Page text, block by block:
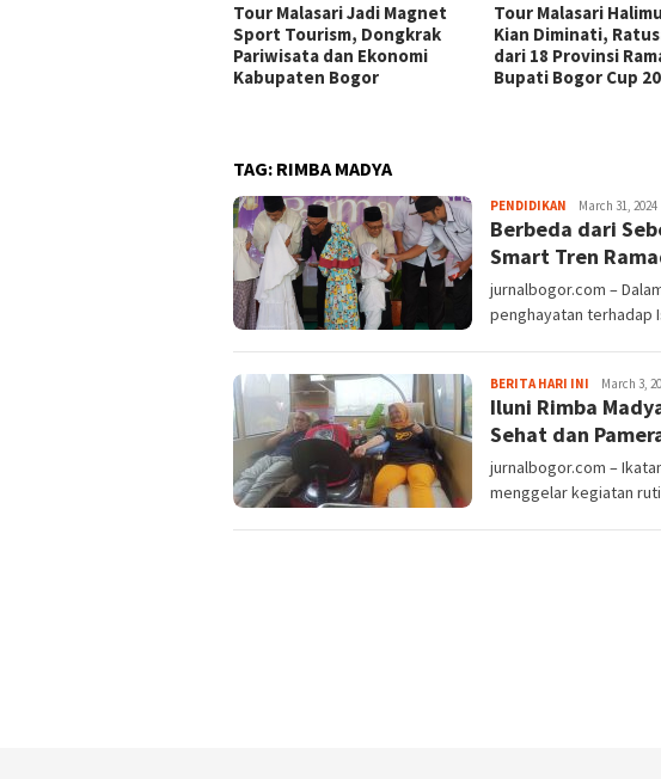
Tour Malasari Jadi Magnet
Sport Tourism, Dongkrak
Pariwisata dan Ekonomi
Kabupaten Bogor
Tour Malasari
Kian Diminati,
dari 18 Provinsi
Bupati Bogor Cup
TAG: RIMBA MADYA
PENDIDIKAN Sayyev
March 31, 2024
Berbeda dari
Smart Tren
jurnalbogor.com –
penghayatan terhadap
BERITA HARI INI Sayyev
March 3,
Iluni Rimba
Sehat dan
jurnalbogor.com –
menggelar kegiatan